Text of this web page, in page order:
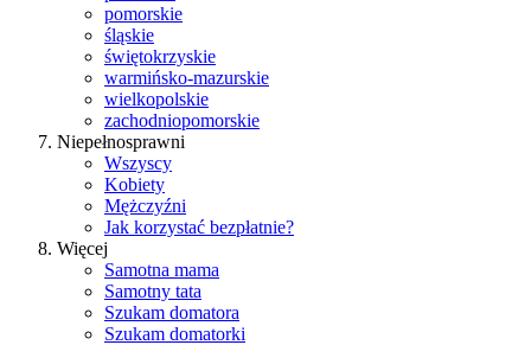
pomorskie
śląskie
świętokrzyskie
warmińsko-mazurskie
wielkopolskie
zachodniopomorskie
Niepełnosprawni
Wszyscy
Kobiety
Mężczyźni
Jak korzystać bezpłatnie?
Więcej
Samotna mama
Samotny tata
Szukam domatora
Szukam domatorki